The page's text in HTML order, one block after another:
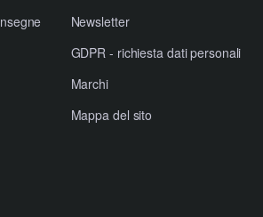
affidabile per avventure senza
della Algi ebikes TRK x
Newsletter
GDPR - richiesta dati personali
Marchi
Mappa del sito